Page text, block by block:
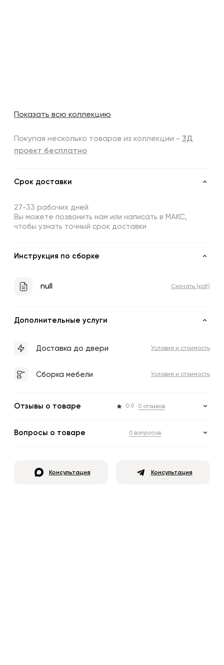
Показать всю коллекцию
Покупая несколько товаров из коллекции - 3Д
проект бесплатно
Срок доставки
27-33 рабочих дней
Вы можете позвонить нам или написать в МАКС,
чтобы узнать точный срок доставки
Инструкция по сборке
null Скачать (pdf)
Дополнительные услуги
Доставка до двери Условия и стоимость
Сборка мебели Условия и стоимость
Отзывы о товаре 0.0 0 отзывов
Вопросы о товаре 0 вопросов
Консультация Консультация